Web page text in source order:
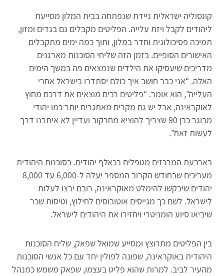
קונסוליה ישראלית ניידת שנפתחה בבית המלון מסייעת
ליהודים לקבל ויזת עלייה. הפליטים מקבלים גם בגדים ומזון,
תמיכה פסיכולוגית וחדר במלון, ותוך כמה ימים מתקבלים
האישורים הסופיים. בזמן הזה שליחי הסוכנות מארגנים
מדריכים שיעסיקו את הילדים שנמצאים פה במשך הימים
האלה. “אני כבר חושב איך כולם יסתדרו בישראל אחרי
העלייה”, הוא אומר. “פליטים רבים מוצאים את דרכם מחוץ
לאוקראינה, אבל יש גם מקרים מאתגרים יותר כמו יהודי
מבוגר כבן 90 שצריך להוציא מחרקוב ועדיין לא איתרנו דרך
לעשות זאת”.
בארבעת המרכזים מטפלים בכאלף יהודים. בסוכנות היהודית
מעריכים שבחודש הקרוב המספר יעלה ל-6,000 עד 8,000
יהודים שיבקשו להימלט מאוקראינה, רובם ירצו לעלות
לישראל. לשם כך מגייסים אוטובוסים לחילוץ, וטיסות שכר
שיביאו סיוע הומניטרי ויחזירו את היהודים לישראל.
בין הפליטים מתרוצץ ומסייע שמואל שפאק, שליח הסוכנות
היהודית באוקראינה, שפונה לפולין יחד עם כל אנשי הסוכנות
מהעיר לביב. למרות שהוא פליט בעצמו, שפאק משמש כמנהל